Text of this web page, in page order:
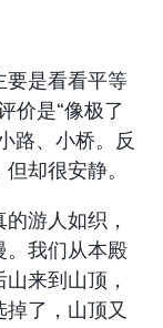
要是看看平等
价是“像极了
路、小桥。反
却很安静。
游人如织，
。我们从本殿
来到山顶，
了，山顶又